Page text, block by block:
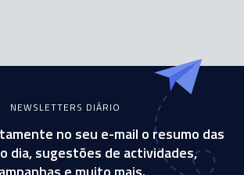
NEWSLETTERS DIÁRIO
no seu e-mail o resumo das
dia, sugestões de actividades,